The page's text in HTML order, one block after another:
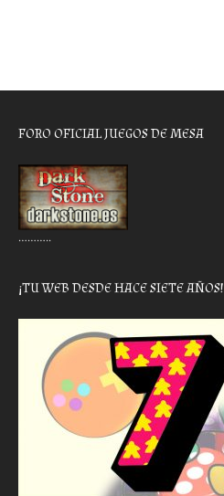
FORO OFICIAL JUEGOS DE MESA
………..
¡TU WEB DESDE HACE SIETE AÑOS!